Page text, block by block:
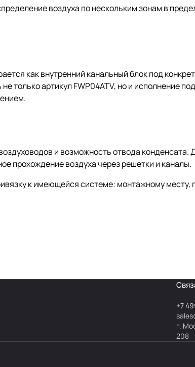
воздуха по нескольким зонам в
как внутренний канальный блок под
только артикул FWP04ATV, но и исполнение
и возможность отвода конденсата.
прохождение воздуха через решетки и каналы.
к имеющейся системе: монтажному месту,
+7
г.
208